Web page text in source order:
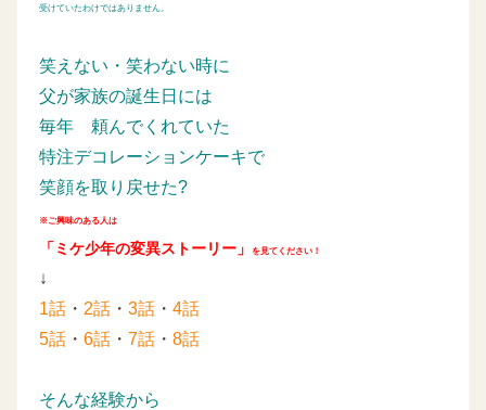
受けていたわけではありません。
笑えない・笑わない時に
父が家族の誕生日には
毎年 頼んでくれていた
特注デコレーションケーキで
笑顔を取り戻せた?
※ご興味のある人は
「ミケ少年の変異ストーリー」 を見てください！
↓
1話 ・ 2話 ・ 3話 ・ 4話
5話 ・ 6話 ・ 7話 ・ 8話
そんな経験から